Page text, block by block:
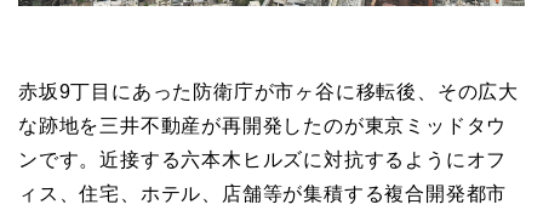
赤坂9丁目にあった防衛庁が市ヶ谷に移転後、その広大
な跡地を三井不動産が再開発したのが東京ミッドタウ
ンです。近接する六本木ヒルズに対抗するようにオフ
ィス、住宅、ホテル、店舗等が集積する複合開発都市